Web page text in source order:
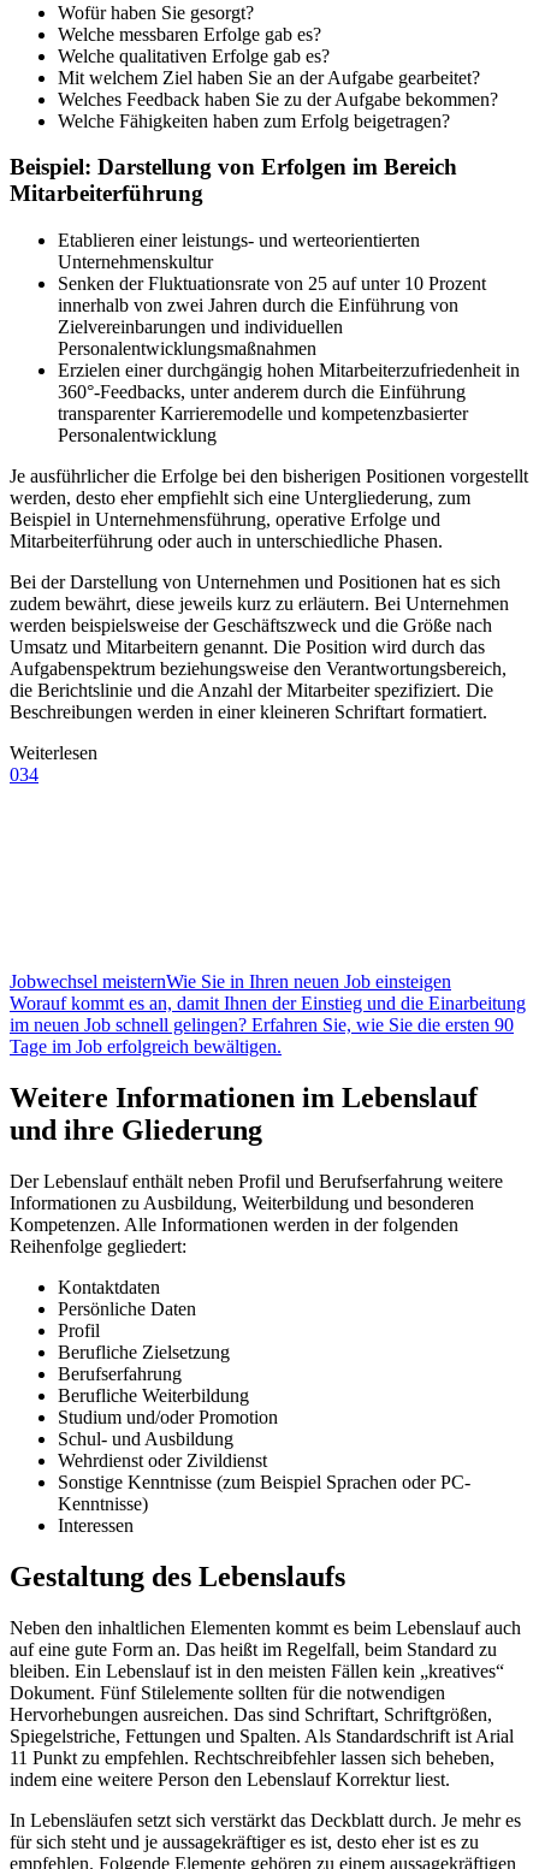
Wofür haben Sie gesorgt?
Welche messbaren Erfolge gab es?
Welche qualitativen Erfolge gab es?
Mit welchem Ziel haben Sie an der Aufgabe gearbeitet?
Welches Feedback haben Sie zu der Aufgabe bekommen?
Welche Fähigkeiten haben zum Erfolg beigetragen?
Beispiel: Darstellung von Erfolgen im Bereich
Mitarbeiterführung
Etablieren einer leistungs- und werteorientierten
Unternehmenskultur
Senken der Fluktuationsrate von 25 auf unter 10 Prozent
innerhalb von zwei Jahren durch die Einführung von
Zielvereinbarungen und individuellen
Personalentwicklungsmaßnahmen
Erzielen einer durchgängig hohen Mitarbeiterzufriedenheit in
360°-Feedbacks, unter anderem durch die Einführung
transparenter Karrieremodelle und kompetenzbasierter
Personalentwicklung
Je ausführlicher die Erfolge bei den bisherigen Positionen vorgestellt
werden, desto eher empfiehlt sich eine Untergliederung, zum
Beispiel in Unternehmensführung, operative Erfolge und
Mitarbeiterführung oder auch in unterschiedliche Phasen.
Bei der Darstellung von Unternehmen und Positionen hat es sich
zudem bewährt, diese jeweils kurz zu erläutern. Bei Unternehmen
werden beispielsweise der Geschäftszweck und die Größe nach
Umsatz und Mitarbeitern genannt. Die Position wird durch das
Aufgabenspektrum beziehungsweise den Verantwortungsbereich,
die Berichtslinie und die Anzahl der Mitarbeiter spezifiziert. Die
Beschreibungen werden in einer kleineren Schriftart formatiert.
Weiterlesen
034
Jobwechsel meisternWie Sie in Ihren neuen Job einsteigen
Worauf kommt es an, damit Ihnen der Einstieg und die Einarbeitung
im neuen Job schnell gelingen? Erfahren Sie, wie Sie die ersten 90
Tage im Job erfolgreich bewältigen.
Weitere Informationen im Lebenslauf
und ihre Gliederung
Der Lebenslauf enthält neben Profil und Berufserfahrung weitere
Informationen zu Ausbildung, Weiterbildung und besonderen
Kompetenzen. Alle Informationen werden in der folgenden
Reihenfolge gegliedert:
Kontaktdaten
Persönliche Daten
Profil
Berufliche Zielsetzung
Berufserfahrung
Berufliche Weiterbildung
Studium und/oder Promotion
Schul- und Ausbildung
Wehrdienst oder Zivildienst
Sonstige Kenntnisse (zum Beispiel Sprachen oder PC-
Kenntnisse)
Interessen
Gestaltung des Lebenslaufs
Neben den inhaltlichen Elementen kommt es beim Lebenslauf auch
auf eine gute Form an. Das heißt im Regelfall, beim Standard zu
bleiben. Ein Lebenslauf ist in den meisten Fällen kein „kreatives“
Dokument. Fünf Stilelemente sollten für die notwendigen
Hervorhebungen ausreichen. Das sind Schriftart, Schriftgrößen,
Spiegelstriche, Fettungen und Spalten. Als Standardschrift ist Arial
11 Punkt zu empfehlen. Rechtschreibfehler lassen sich beheben,
indem eine weitere Person den Lebenslauf Korrektur liest.
In Lebensläufen setzt sich verstärkt das Deckblatt durch. Je mehr es
für sich steht und je aussagekräftiger es ist, desto eher ist es zu
empfehlen. Folgende Elemente gehören zu einem aussagekräftigen